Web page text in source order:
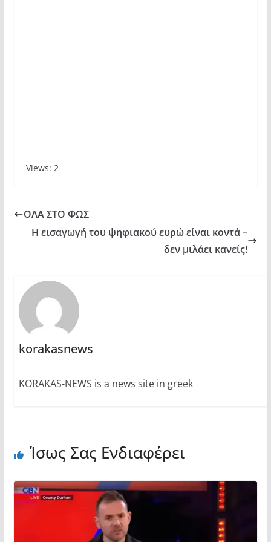
Views: 2
ΟΛΑ ΣΤΟ ΦΩΣ
Η εισαγωγή του ψηφιακού ευρώ είναι κοντά –
δεν μιλάει κανείς!
korakasnews
KORAKAS-NEWS is a news site in greek
Ίσως Σας Ενδιαφέρει